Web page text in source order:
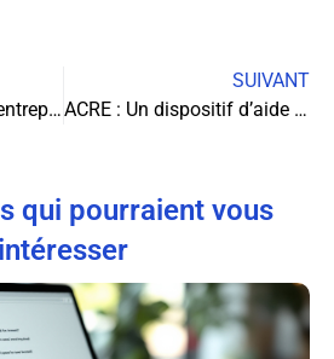
La numérisation des entrepreneurs : un enjeu majeur pour l’avenir
SUIVANT
ACRE : Un dispositif d’aide précieux pour les créateurs et repreneurs d’entreprise
qui pourraient vous
intéresser